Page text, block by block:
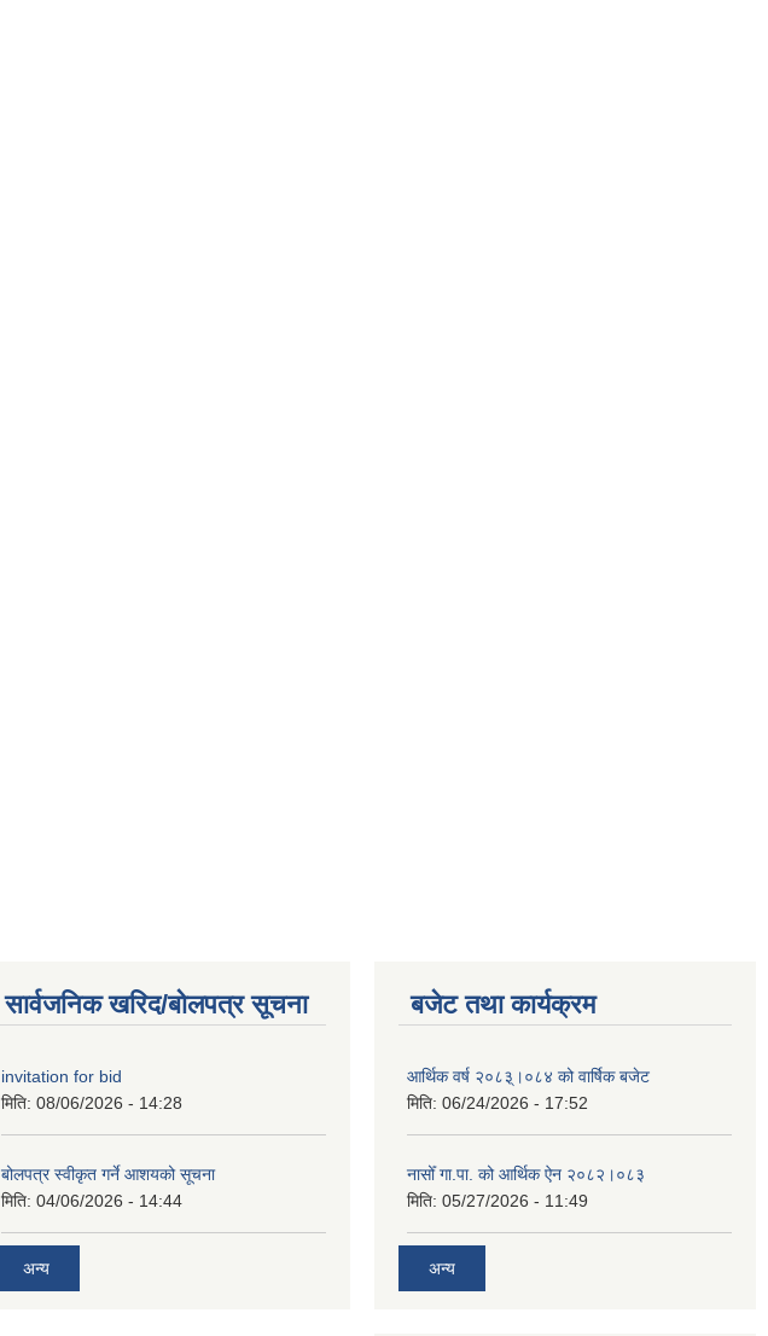
सार्वजनिक खरिद/बोलपत्र सूचना
invitation for bid
मिति: 08/06/2026 - 14:28
बोलपत्र स्वीकृत गर्ने आशयको सूचना
मिति: 04/06/2026 - 14:44
अन्य
बजेट तथा कार्यक्रम
आर्थिक वर्ष २०८३्।०८४ को वार्षिक बजेट
मिति: 06/24/2026 - 17:52
नासोँ गा.पा. को आर्थिक ऐन २०८२।०८३
मिति: 05/27/2026 - 11:49
अन्य